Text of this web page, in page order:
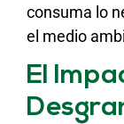
consuma lo
el medio
El